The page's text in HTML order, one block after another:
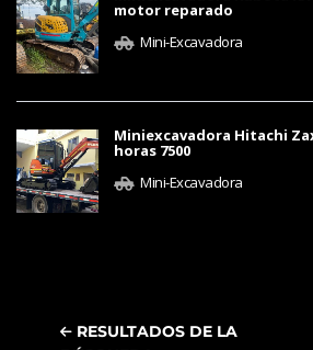
motor reparado
Mini-Excavadora
Miniexcavadora Hitachi
horas 7500
Mini-Excavadora
RESULTADOS DE LA